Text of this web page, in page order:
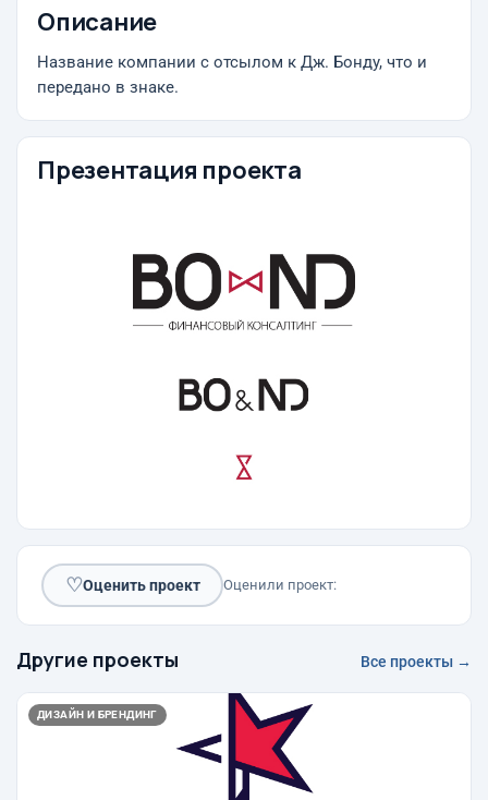
Описание
Название компании с отсылом к Дж. Бонду, что и
передано в знаке.
Презентация проекта
♡Оценить проект Оценили проект:
Другие проекты Все проекты →
ДИЗАЙН И БРЕНДИНГ